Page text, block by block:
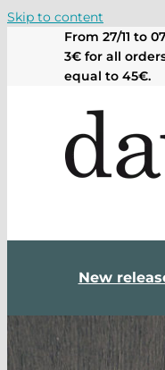
Skip to content
From 27/11 to
3€ for all
equal to 45€.
New